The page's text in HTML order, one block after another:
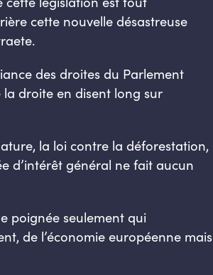
cette nouvelle désastreuse
des droites du Parlement
la droiteen disent long sur
la loi contre la déforestation,
d’intérêt général ne fait aucun
poignée seulement qui
de l’économie européenne mais